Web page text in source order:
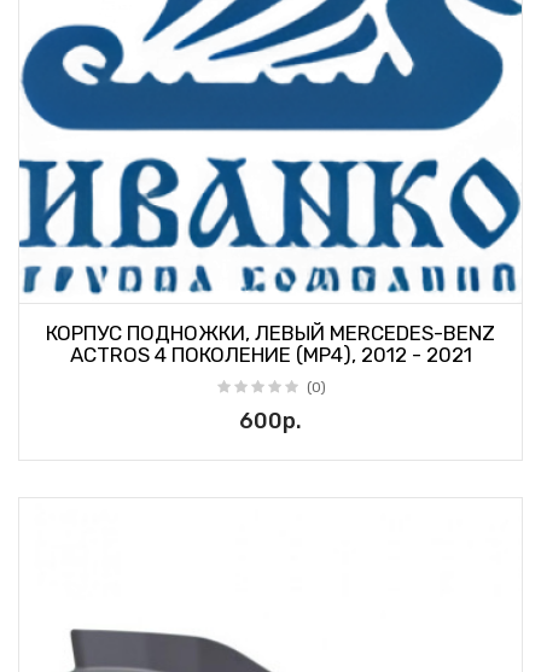
КОРПУС ПОДНОЖКИ, ЛЕВЫЙ MERCEDES-BENZ
ACTROS 4 ПОКОЛЕНИЕ (MP4), 2012 - 2021
(0)
600р.